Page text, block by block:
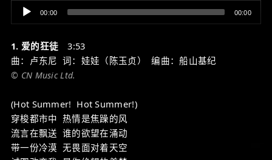
Audio
Player
00:00 00:00
1. 爱的狂徒 3:53
曲：卢东尼 词：娃娃（陈玉贞） 编曲：船山基纪
© CN Music Ltd.
(Hot Summer! Hot Summer!)
穿梭都市中 热情是焦躁的风
流言在飘送 谁的欲望在涌动
带一份冷漠 无畏面对着天空